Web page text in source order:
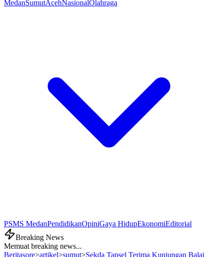
MedanSumutAcehNasionalOlahraga
PSMS MedanPendidikanOpiniGaya HidupEkonomiEditorial
Breaking News
Memuat breaking news...
Beritasore>artikel>sumut>Sekda Tapsel Terima Kunjungan Balai